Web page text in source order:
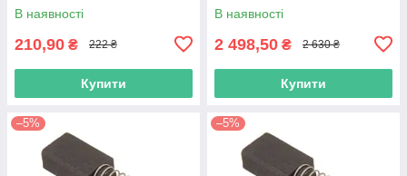
В наявності
210,90 ₴ 222 ₴
Купити
В наявності
2 498,50 ₴ 2 630 ₴
Купити
–5% –5%